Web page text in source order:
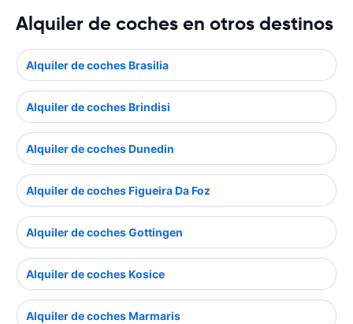
Alquiler de coches en otros destinos
Alquiler de coches Brasilia
Alquiler de coches Brindisi
Alquiler de coches Dunedin
Alquiler de coches Figueira Da Foz
Alquiler de coches Gottingen
Alquiler de coches Kosice
Alquiler de coches Marmaris